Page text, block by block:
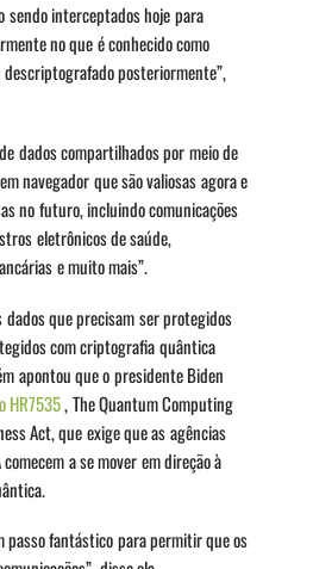
sendo interceptados hoje para
no que é conhecido como
posteriormente”,
dados compartilhados por meio de
navegador que são valiosas agora e
no futuro, incluindo comunicações
eletrônicos de saúde,
e muito mais”.
que precisam ser protegidos
com criptografia quântica
apontou que o presidente Biden
o HR7535, The Quantum Computing
Act, que exige que as agências
a se mover em direção à
passo fantástico para permitir que os